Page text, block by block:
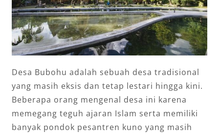
Desa Bubohu adalah sebuah desa tradisional
yang masih eksis dan tetap lestari hingga kini.
Beberapa orang mengenal desa ini karena
memegang teguh ajaran Islam serta memiliki
banyak pondok pesantren kuno yang masih